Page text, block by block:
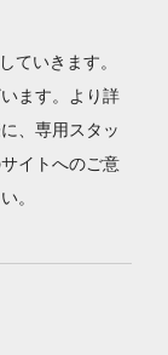
ていきます。
ます。より詳
、専用スタッ
イトへのご意
。